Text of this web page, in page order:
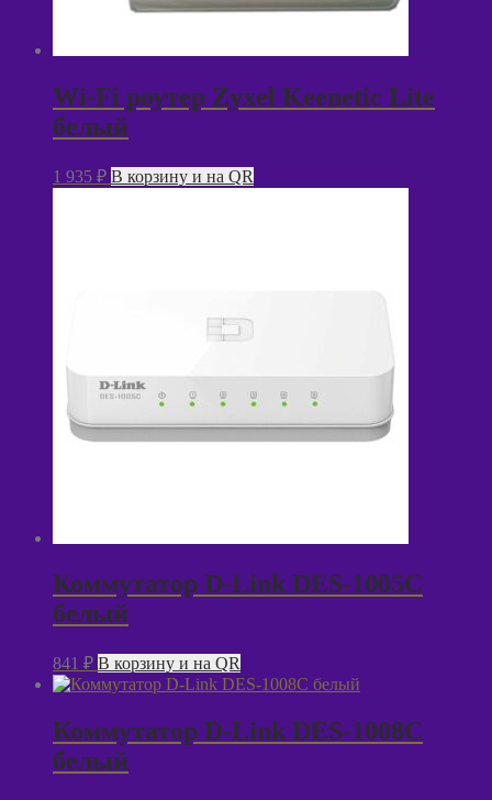
Wi-Fi роутер Zyxel Keenetic Lite
белый
1 935 ₽ В корзину и на QR
Коммутатор D-Link DES-1005C
белый
841 ₽ В корзину и на QR
Коммутатор D-Link DES-1008C
белый